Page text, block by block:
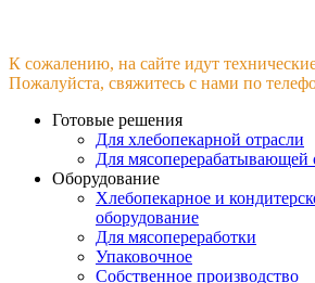
К сожалению, на сайте идут
Пожалуйста, свяжитесь с нами по
Готовые решения
Для хлебопекарной отрасли
Для мясоперерабатывающей
Оборудование
Хлебопекарное и
оборудование
Для мясопереработки
Упаковочное
Собственное производство